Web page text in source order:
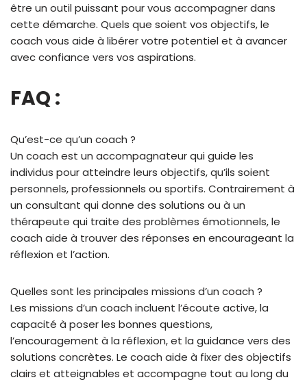
être un outil puissant pour vous accompagner dans
cette démarche. Quels que soient vos objectifs, le
coach vous aide à libérer votre potentiel et à avancer
avec confiance vers vos aspirations.
FAQ :
Qu’est-ce qu’un coach ?
Un coach est un accompagnateur qui guide les
individus pour atteindre leurs objectifs, qu’ils soient
personnels, professionnels ou sportifs. Contrairement à
un consultant qui donne des solutions ou à un
thérapeute qui traite des problèmes émotionnels, le
coach aide à trouver des réponses en encourageant la
réflexion et l’action.
Quelles sont les principales missions d’un coach ?
Les missions d’un coach incluent l’écoute active, la
capacité à poser les bonnes questions,
l’encouragement à la réflexion, et la guidance vers des
solutions concrètes. Le coach aide à fixer des objectifs
clairs et atteignables et accompagne tout au long du